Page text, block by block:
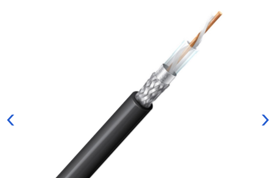
‹ ›